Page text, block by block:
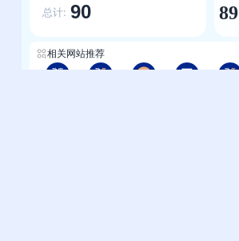
总计: 90 89
相关网站推荐